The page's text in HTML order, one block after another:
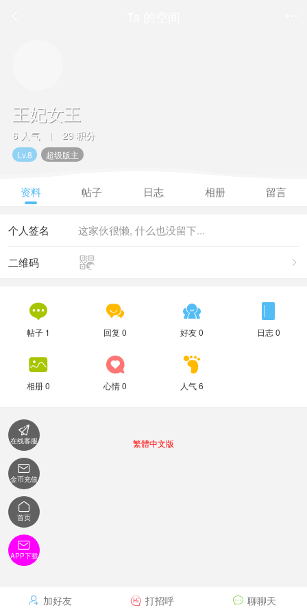
王妃女王
6 人气 | 29 积分
Lv.8 超级版主
资料 帖子 日志 相册 留言
这家伙很懒, 什么也没留下...
个人签名


二维码

帖子 1

回复 0

好友 0

日志 0

相册 0

心情 0

人气 6
 加好友  打招呼  聊聊天
繁體中文版

在线客服

金币充值

首页

APP下载